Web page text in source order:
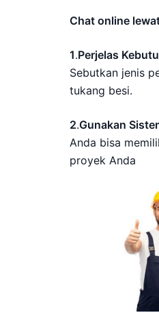
Chat online
1.Perjelas
Sebutkan jenis
tukang besi.
2.Gunakan
Anda bisa
proyek Anda